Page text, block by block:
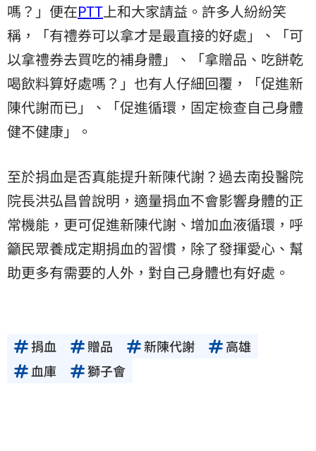
嗎？」便在PTT上和大家請益。許多人紛紛笑
稱，「有禮券可以拿才是最直接的好處」、「可
以拿禮券去買吃的補身體」、「拿贈品、吃餅乾
喝飲料算好處嗎？」也有人仔細回覆，「促進新
陳代謝而已」、「促進循環，固定檢查自己身體
健不健康」。
至於捐血是否真能提升新陳代謝？過去南投醫院
院長洪弘昌曾說明，適量捐血不會影響身體的正
常機能，更可促進新陳代謝、增加血液循環，呼
籲民眾養成定期捐血的習慣，除了發揮愛心、幫
助更多有需要的人外，對自己身體也有好處。
捐血 贈品 新陳代謝
高雄
血庫
獅子會